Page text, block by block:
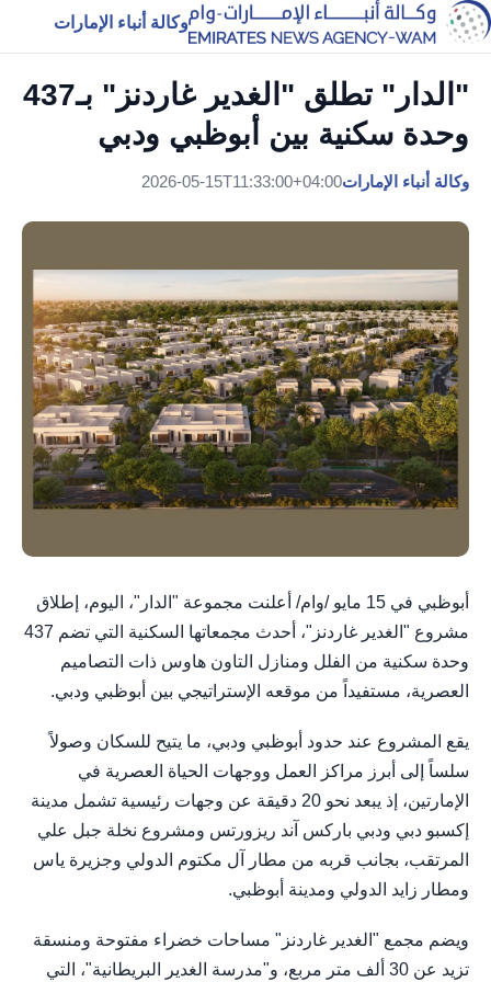
وكالة أنباء الإمارات
"الدار" تطلق "الغدير غاردنز" بـ437
وحدة سكنية بين أبوظبي ودبي
وكالة أنباء الإمارات2026-05-15T11:33:00+04:00
أبوظبي في 15 مايو /وام/ أعلنت مجموعة "الدار"، اليوم، إطلاق
مشروع "الغدير غاردنز"، أحدث مجمعاتها السكنية التي تضم 437
وحدة سكنية من الفلل ومنازل التاون هاوس ذات التصاميم
العصرية، مستفيداً من موقعه الإستراتيجي بين أبوظبي ودبي.
يقع المشروع عند حدود أبوظبي ودبي، ما يتيح للسكان وصولاً
سلساً إلى أبرز مراكز العمل ووجهات الحياة العصرية في
الإمارتين، إذ يبعد نحو 20 دقيقة عن وجهات رئيسية تشمل مدينة
إكسبو دبي ودبي باركس آند ريزورتس ومشروع نخلة جبل علي
المرتقب، بجانب قربه من مطار آل مكتوم الدولي وجزيرة ياس
ومطار زايد الدولي ومدينة أبوظبي.
ويضم مجمع "الغدير غاردنز" مساحات خضراء مفتوحة ومنسقة
تزيد عن 30 ألف متر مربع، و"مدرسة الغدير البريطانية"، التي